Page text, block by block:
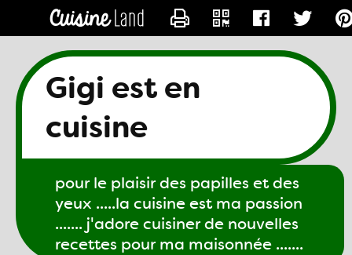
Gigi est en
cuisine
pour le plaisir des papilles et des
yeux .....la cuisine est ma passion
....... j'adore cuisiner de nouvelles
recettes pour ma maisonnée .......
CONTACTER GIGI61